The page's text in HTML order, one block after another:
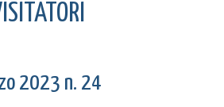
2023 n. 24